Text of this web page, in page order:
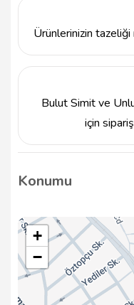
Ürünlerinizin tazeliği
Bulut Simit ve
için
Evet, özel günler
Konumu
+
−